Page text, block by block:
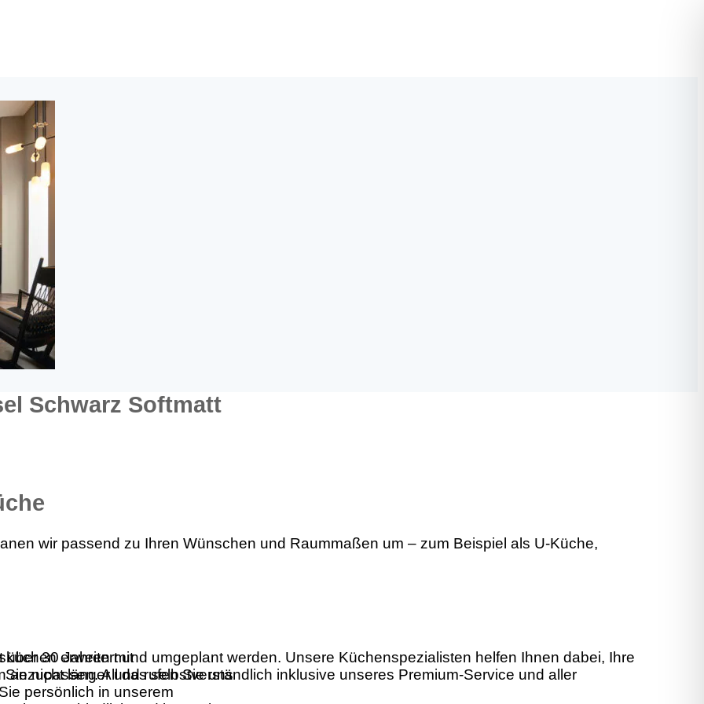
über 30 Jahren mit
nicht länger und rufen Sie uns
persönlich in unserem
Schwarz Softmatt
wir passend zu Ihren Wünschen und Raummaßen um – zum Beispiel als U-Küche,
erweitert und umgeplant werden. Unsere Küchenspezialisten helfen Ihnen dabei, Ihre
anzupassen. All das selbstverständlich inklusive unseres Premium-Service und aller